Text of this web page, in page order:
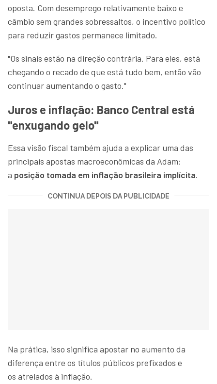
oposta. Com desemprego relativamente baixo e
câmbio sem grandes sobressaltos, o incentivo político
para reduzir gastos permanece limitado.
"Os sinais estão na direção contrária. Para eles, está
chegando o recado de que está tudo bem, então vão
continuar aumentando o gasto."
Juros e inflação: Banco Central está
"enxugando gelo"
Essa visão fiscal também ajuda a explicar uma das
principais apostas macroeconômicas da Adam:
a posição tomada em inflação brasileira implícita.
CONTINUA DEPOIS DA PUBLICIDADE
Na prática, isso significa apostar no aumento da
diferença entre os títulos públicos prefixados e
os atrelados à inflação.